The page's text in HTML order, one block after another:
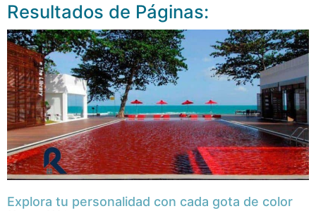
Resultados de Páginas:
Explora tu personalidad con cada gota de color